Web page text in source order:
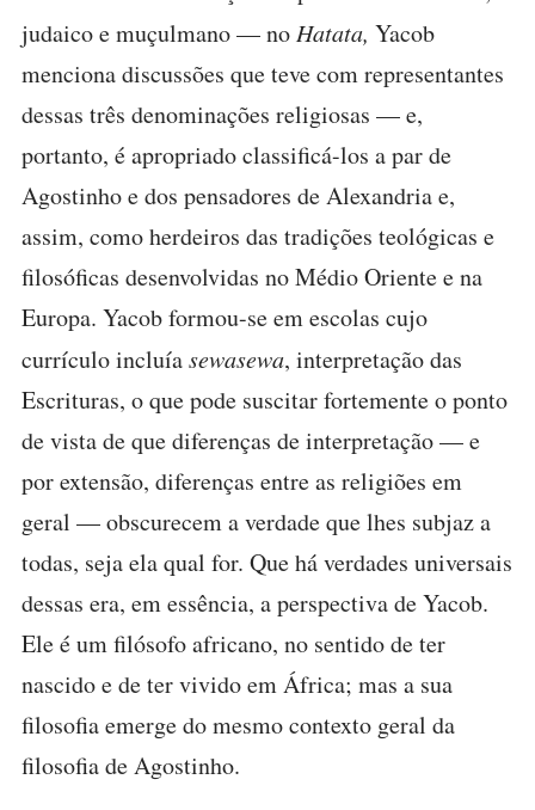
judaico e muçulmano — noHatata, Yacob
menciona discussões que teve com representantes
dessas três denominações religiosas — e,
portanto, é apropriado classificá-los a par de
Agostinho e dos pensadores de Alexandria e,
assim, como herdeiros das tradições teológicas e
filosóficas desenvolvidas no Médio Oriente e na
Europa. Yacob formou-se em escolas cujo
currículo incluíasewasewa, interpretação das
Escrituras, o que pode suscitar fortemente o ponto
de vista de que diferenças de interpretação — e
por extensão, diferenças entre as religiões em
geral — obscurecem a verdade que lhes subjaz a
todas, seja ela qual for. Que há verdades universais
dessas era, em essência, a perspectiva de Yacob.
Ele é um filósofo africano, no sentido de ter
nascido e de ter vivido em África; mas a sua
filosofia emerge do mesmo contexto geral da
filosofia de Agostinho.